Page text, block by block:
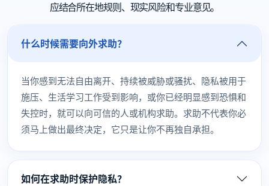
应结合所在地规则、现实风险和专业意见。
什么时候需要向外求助？
当你感到无法自由离开、持续被威胁或骚扰、隐私被用于
施压、生活学习工作受到影响，或你已经明显感到恐惧和
失控时，就可以向可信的人或机构求助。求助不代表你必
须马上做出最终决定，它只是让你不再独自承担。
如何在求助时保护隐私？